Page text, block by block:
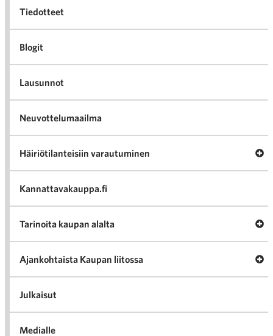
Tiedotteet
Blogit
Lausunnot
Neuvottelumaailma
Häiriötilanteisiin varautuminen
Kannattavakauppa.fi
Tarinoita kaupan alalta
Ajankohtaista Kaupan liitossa
Julkaisut
Medialle